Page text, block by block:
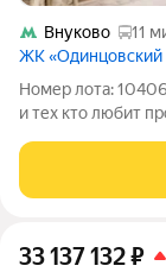
Внуково
11
ЖК «Одинцовский
Номер лота:
и тех кто любит
приватная зона.
33 137 132₽